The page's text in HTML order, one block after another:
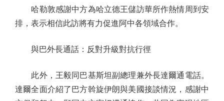
哈勒敦感謝中方為哈立德王儲訪華所作熱情周到安
排，表示相信此訪將有力促進阿中各領域合作。
與巴外長通話：反對升級對抗行徑
此外，王毅同巴基斯坦副總理兼外長達爾通電話。
達爾全面介紹了巴方斡旋伊朗與美國接談情況，感謝中